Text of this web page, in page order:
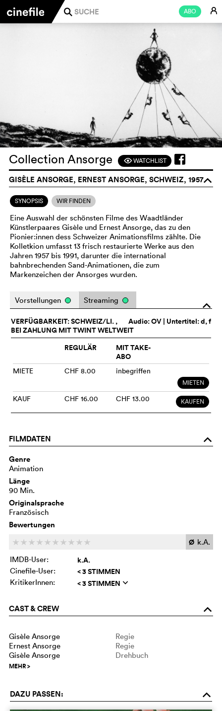
ABO E
j
Collection Ansorge FWATCHLIST
GISÈLE ANSORGE, ERNEST ANSORGE, SCHWEIZ, 1957o
SYNOPSIS WIR FINDEN
Eine Auswahl der schönsten Filme des Waadtländer
Künstlerpaares Gisèle und Ernest Ansorge, das zu den
Pionier:innen dess Schweizer Animationsfilms zählte. Die
Kolletkion umfasst 13 frisch restaurierte Werke aus den
Jahren 1957 bis 1991, darunter die international
bahnbrechenden Sand-Animationen, die zum
Markenzeichen der Ansorges wurden.
o
Vorstellungen Streaming
Audio:OV | Untertitel: d, f
VERFÜGBARKEIT: SCHWEIZ/LI. ,
BEI ZAHLUNG MIT TWINT WELTWEIT
REGULÄR
MIT TAKE-
ABO
MIETE CHF 8.00 inbegriffen
MIETEN
KAUF CHF 16.00 CHF 13.00 KAUFEN
FILMDATEN o
Genre
Animation
Länge
90 Min.
Originalsprache
Französisch
Bewertungen
c c c c c c c c c c Ø k.A.
IMDB-User:
k.A.
Cinefile-User: < 3 STIMMEN
KritikerInnen: < 3 STIMMEN q
CAST & CREW o
Gisèle Ansorge
Regie
Ernest Ansorge
Regie
Gisèle Ansorge
Drehbuch
MEHR>
DAZU PASSEN: o